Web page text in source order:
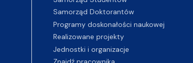
Samorząd Doktorantów
Programy doskonałości naukowej
Realizowane projekty
Jednostki i organizacje